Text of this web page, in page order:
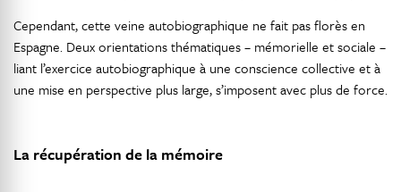
Cependant, cette veine autobiographique ne fait pas florès en
Espagne. Deux orientations thématiques – mémorielle et sociale –
liant l’exercice autobiographique à une conscience collective et à
une mise en perspective plus large, s’imposent avec plus de force.
La récupération de la mémoire